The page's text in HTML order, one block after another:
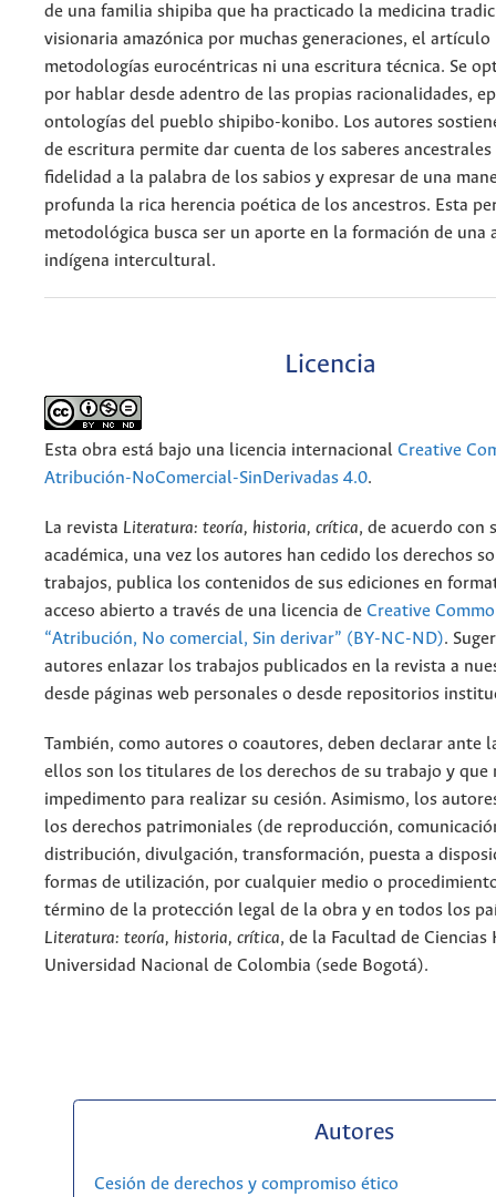
de una familia shipiba que ha practicado la medicina
visionaria amazónica por muchas generaciones, el artículo
metodologías eurocéntricas ni una escritura técnica. Se
por hablar desde adentro de las propias racionalidades,
ontologías del pueblo shipibo-konibo. Los autores
de escritura permite dar cuenta de los saberes
fidelidad a la palabra de los sabios y expresar de una
profunda la rica herencia poética de los ancestros. Esta
metodológica busca ser un aporte en la formación de una
indígena intercultural.
Licencia
Esta obra está bajo una licencia internacional Creative
Atribución-NoComercial-SinDerivadas 4.0.
La revista Literatura: teoría, historia, crítica, de acuerdo con
académica, una vez los autores han cedido los derechos
trabajos, publica los contenidos de sus ediciones en
acceso abierto a través de una licencia de Creative
“Atribución, No comercial, Sin derivar” (BY-NC-ND).
autores enlazar los trabajos publicados en la revista a
desde páginas web personales o desde repositorios
También, como autores o coautores, deben declarar ante
ellos son los titulares de los derechos de su trabajo y que
impedimento para realizar su cesión. Asimismo, los
los derechos patrimoniales (de reproducción,
distribución, divulgación, transformación, puesta a
formas de utilización, por cualquier medio o
término de la protección legal de la obra y en todos los
Literatura: teoría, historia, crítica, de la Facultad de Ciencias
Universidad Nacional de Colombia (sede Bogotá).
Autores
Cesión de derechos y compromiso ético